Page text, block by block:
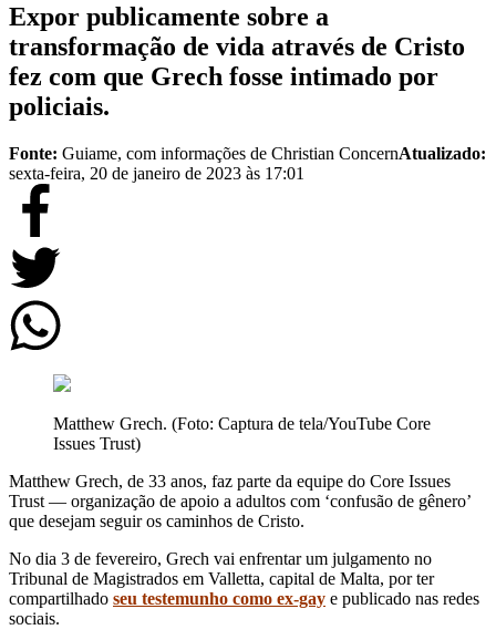
Expor publicamente sobre a
transformação de vida através de Cristo
fez com que Grech fosse intimado por
policiais.
Fonte: Guiame, com informações de Christian ConcernAtualizado:
sexta-feira, 20 de janeiro de 2023 às 17:01
Matthew Grech. (Foto: Captura de tela/YouTube Core
Issues Trust)
Matthew Grech, de 33 anos, faz parte da equipe do Core Issues
Trust — organização de apoio a adultos com ‘confusão de gênero’
que desejam seguir os caminhos de Cristo.
No dia 3 de fevereiro, Grech vai enfrentar um julgamento no
Tribunal de Magistrados em Valletta, capital de Malta, por ter
compartilhado seu testemunho como ex-gay e publicado nas redes
sociais.